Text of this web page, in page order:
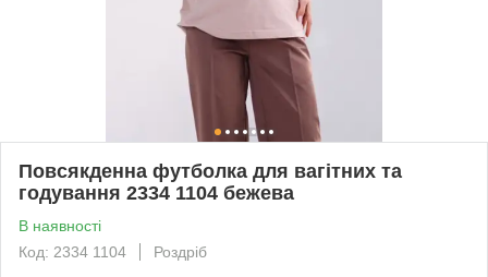
Повсякденна футболка для вагітних та
годування 2334 1104 бежева
В наявності
Код: 2334 1104
Роздріб